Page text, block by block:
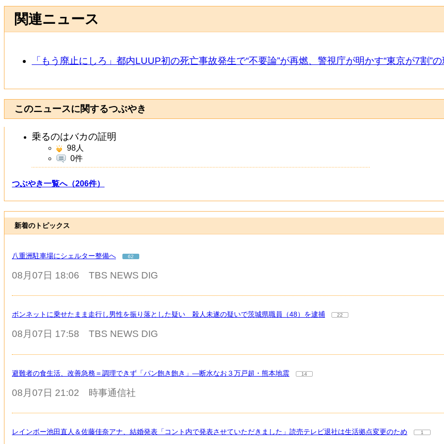
関連ニュース
「もう廃止にしろ」都内LUUP初の死亡事故発生で“不要論”が再燃、警視庁が明かす“東京が7割”
このニュースに関するつぶやき
乗るのはバカの証明
98人
0件
つぶやき一覧へ（206件）
新着のトピックス
八重洲駐車場にシェルター整備へ 62
08月07日 18:06 TBS NEWS DIG
ボンネットに乗せたまま走行し男性を振り落とした疑い 殺人未遂の疑いで茨城県職員（48）を逮捕 22
08月07日 17:58 TBS NEWS DIG
避難者の食生活、改善急務＝調理できず「パン飽き飽き」―断水なお３万戸超・熊本地震 14
08月07日 21:02 時事通信社
レインボー池田直人＆佐藤佳奈アナ、結婚発表「コント内で発表させていただきました」読売テレビ退社は生活拠点変更のため 1